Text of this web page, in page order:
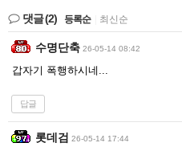
댓글(2) 등록순 최신순
수명단축 26-05-14 08:42
갑자기 폭행하시네...
답글
롯데검 26-05-14 17:44